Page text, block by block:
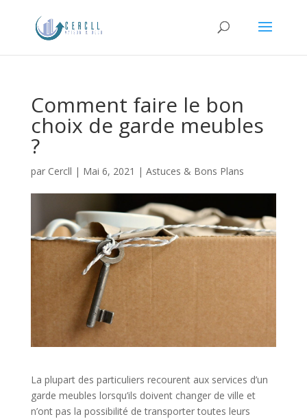
Comment faire le bon
choix de garde meubles
?
par Cercll | Mai 6, 2021 | Astuces & Bons Plans
La plupart des particuliers recourent aux services d’un
garde meubles lorsqu’ils doivent changer de ville et
n’ont pas la possibilité de transporter toutes leurs